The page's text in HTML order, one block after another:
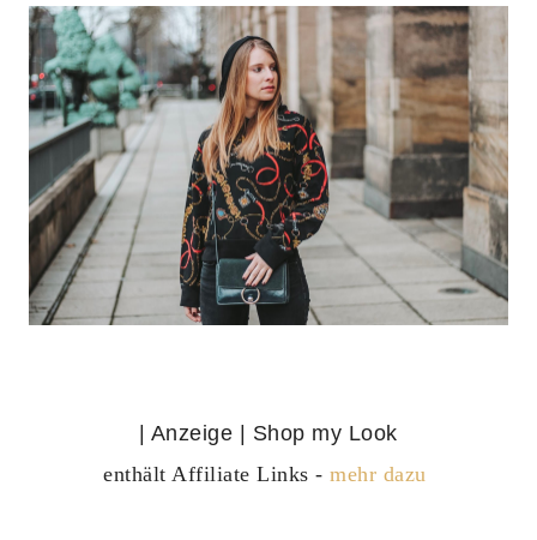
| Anzeige | Shop my Look
enthält Affiliate Links -mehr dazu